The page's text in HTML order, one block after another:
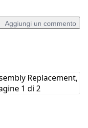
Aggiungi un commento